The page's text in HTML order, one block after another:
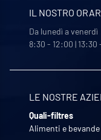
IL NOSTRO
Da lunedì a venerdì
8:30 - 12:00 | 13:30
LE NOSTRE
Quali-filtres
Alimenti e